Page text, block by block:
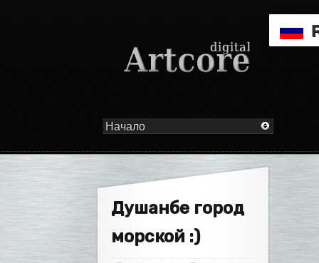
Душанбе город
морской :)